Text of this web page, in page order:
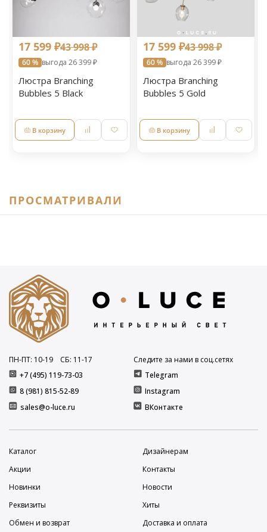
17 599 ₽43 998 ₽
60 % выгода 26 399 ₽
Люстра Branching
Bubbles 5 Black
В корзину
17 599 ₽43 998 ₽
60 % выгода 26 399 ₽
Люстра Branching
Bubbles 5 Gold
В корзину
ПРОСМАТРИВАЛИ
+7 (495) 119-73-03
8 (981) 815-52-89
ПН-ПТ: 10-19 СБ: 11-17
sales@o-luce.ru
Следите за нами в соц.сетях
Telegram
Instagram
ВКонтакте
Каталог
Дизайнерам
Акции
Контакты
Новинки
Новости
Реквизиты
Хиты
Обмен и возврат
Доставка и оплата